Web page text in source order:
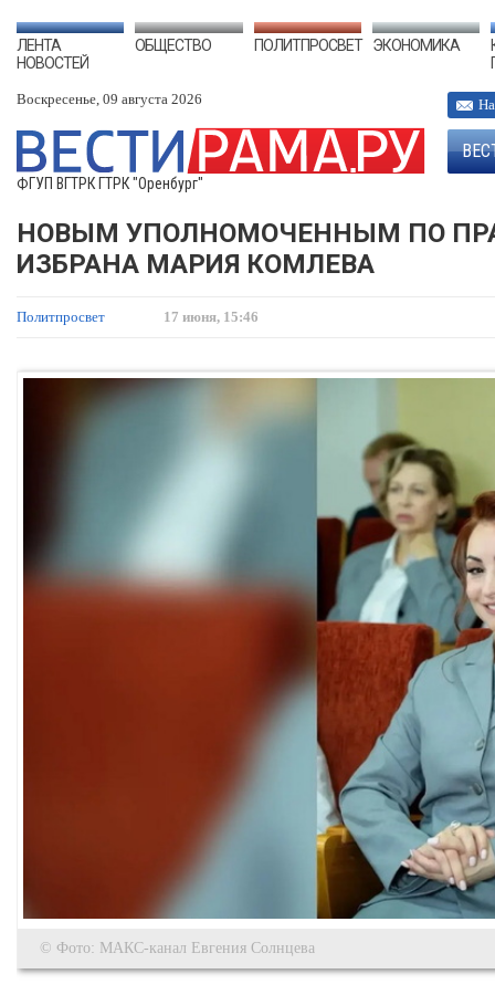
ЛЕНТА
НОВОСТЕЙ
ОБЩЕСТВО ПОЛИТПРОСВЕТ ЭКОНОМИКА
Воскресенье, 09 августа 2026
ФГУП ВГТРК ГТРК "Оренбург"
НОВЫМ УПОЛНОМОЧЕННЫМ ПО
ИЗБРАНА МАРИЯ КОМЛЕВА
Политпросвет 17 июня, 15:46
© Фото: МАКС-канал Евгения Солнцева